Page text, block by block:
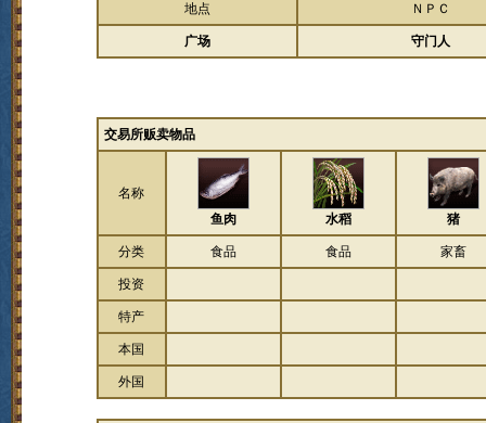
地点 ＮＰＣ
广场 守门人
交易所贩卖物品
名称
鱼肉
水稻 猪
分类 食品 食品 家畜
投资
特产
本国
外国